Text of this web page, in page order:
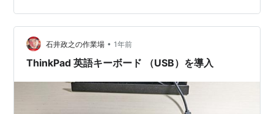
キーが深いので、パームレストが必須である。 しかし、
このSKB-E3UNは、薄いので、パームレストは必要な
い。 USB接続なので、Bluetooth接続のような不安定さが
ない。 つなげばすぐに使える。 ノートパソコン…
石井政之の作業場 • 1年前
ThinkPad 英語キーボード （USB）を導入